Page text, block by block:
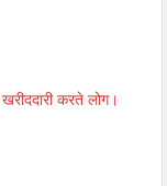
करते लोग।